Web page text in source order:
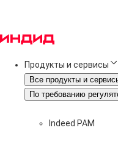
Продукты и сервисы
Все продукты и
По требованию
Indeed PAM